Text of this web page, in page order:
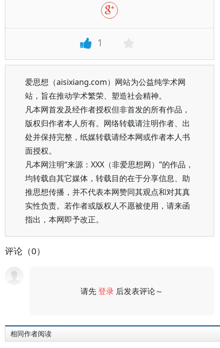
1
爱思想（aisixiang.com）网站为公益纯学术网
站，旨在推动学术繁荣、塑造社会精神。
凡本网首发及经作者授权但非首发的所有作品，
版权归作者本人所有。网络转载请注明作者、出
处并保持完整，纸媒转载请经本网或作者本人书
面授权。
凡本网注明“来源：XXX（非爱思想网）”的作品，
均转载自其它媒体，转载目的在于分享信息、助
推思想传播，并不代表本网赞同其观点和对其真
实性负责。若作者或版权人不愿被使用，请来函
指出，本网即予改正。
评论（0）
请先登录 后发表评论～
相同作者阅读